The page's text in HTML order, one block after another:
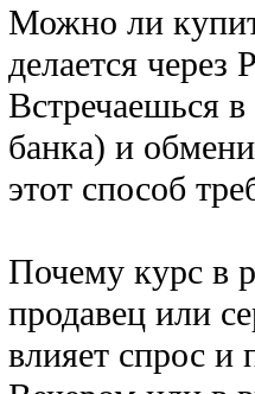
Можно ли
делается
Встречаешься
банка) и
этот способ
Почему курс в
продавец или
влияет спрос и